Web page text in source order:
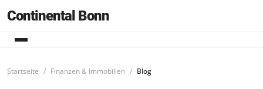
Continental Bonn
Startseite Finanzen & Immobilien Blog